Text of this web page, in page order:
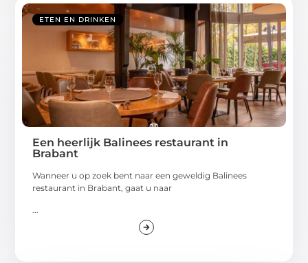
ETEN EN DRINKEN
Een heerlijk Balinees restaurant in
Brabant
Wanneer u op zoek bent naar een geweldig Balinees
restaurant in Brabant, gaat u naar
...